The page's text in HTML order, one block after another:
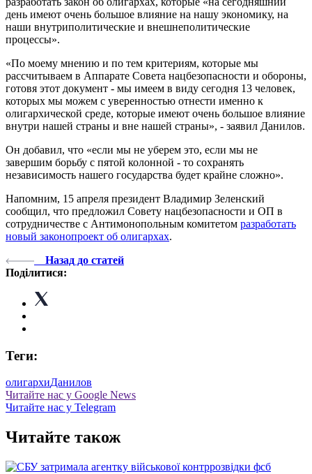
день имеют очень большое влияние на нашу экономику, на
наши внутриполитические и внешнеполитические
процессы».
«По моему мнению и по тем критериям, которые мы
рассчитываем в Аппарате Совета нацбезопасности и обороны,
готовя этот документ - мы имеем в виду сегодня 13 человек,
которых мы можем с уверенностью отнести именно к
олигархической среде, которые имеют очень большое влияние
внутри нашей страны и вне нашей страны», - заявил Данилов.
Он добавил, что «если мы не уберем это, если мы не
завершим борьбу с пятой колонной - то сохранять
независимость нашего государства будет крайне сложно».
Напомним, 15 апреля президент Владимир Зеленский
сообщил, что предложил Совету нацбезопасности и ОП в
сотрудничестве с Антимонопольным комитетом разработать
новый законопроект об олигархах.
Назад до статей
Поділитися:
Теги:
олигархиДанилов
Читайте нас у Google News
Читайте нас у Telegram
Читайте також